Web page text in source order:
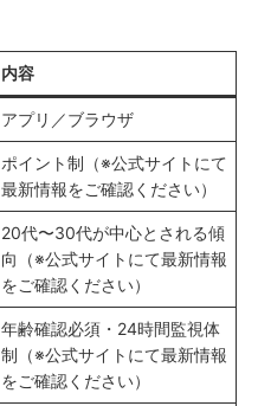
内容
アプリ／ブラウザ
ポイント制（※公式サイトにて
最新情報をご確認ください）
20代〜30代が中心とされる傾
向（※公式サイトにて最新情報
をご確認ください）
年齢確認必須・24時間監視体
制（※公式サイトにて最新情報
をご確認ください）